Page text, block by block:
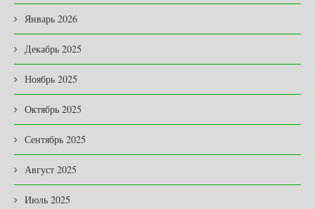
Январь 2026
Декабрь 2025
Ноябрь 2025
Октябрь 2025
Сентябрь 2025
Август 2025
Июль 2025